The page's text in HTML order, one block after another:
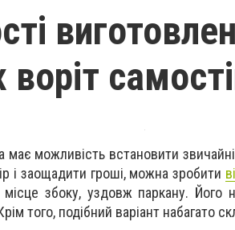
воріт
можливість встановити
і заощадити гроші, можна зробити
місце збоку, уздовж паркану. Його
того, подібний варіант набагато